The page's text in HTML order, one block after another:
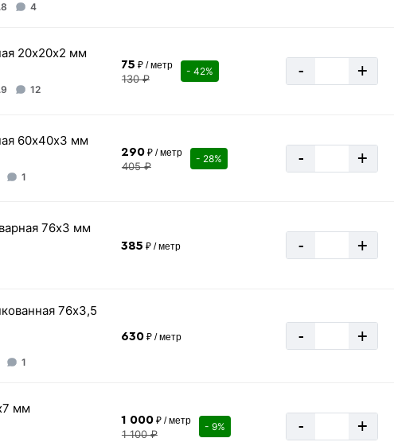
4
20х20х2 мм
12
75 ₽ / метр
130 ₽
- 42% - +
60х40х3 мм
1
290₽ / метр
405 ₽
- 28% - +
76х3 мм
385 ₽ / метр - +
76х3,5
1
630₽ / метр - +
мм
1 000₽ / метр
1 100 ₽
- 9% - +
за 1 штуку